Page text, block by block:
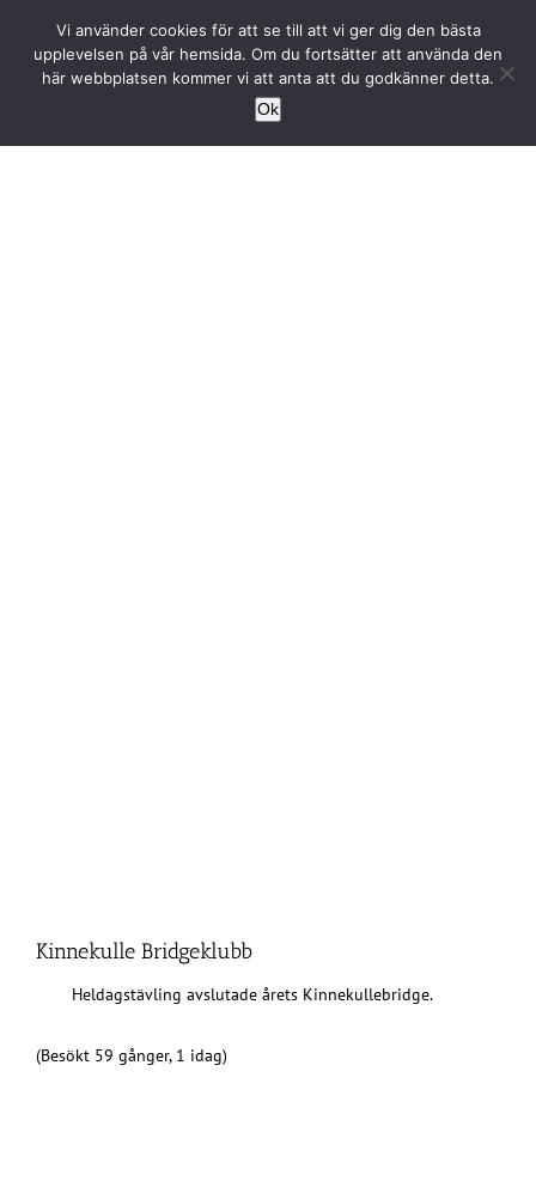
innehållet
Kinnekulle Bridgeklubb
Heldagstävling avslutade årets Kinnekullebridge.
(Besökt 59 gånger, 1 idag)
Vi använder cookies för att se till att vi ger dig den bästa
upplevelsen på vår hemsida. Om du fortsätter att använda den
här webbplatsen kommer vi att anta att du godkänner detta.
Ok